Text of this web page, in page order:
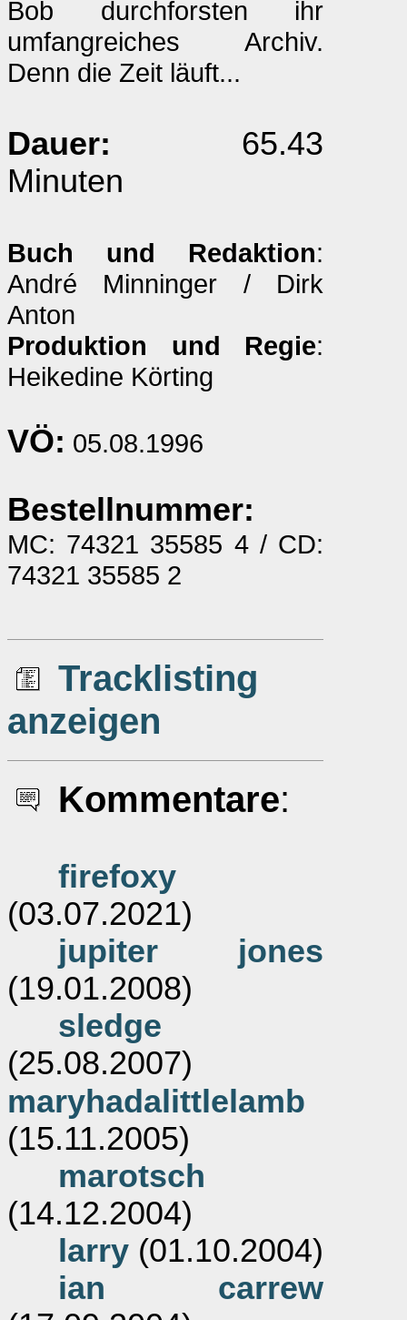
Bob durchforsten ihr
umfangreiches Archiv.
Denn die Zeit läuft...
Dauer: 65.43
Minuten
Buch und Redaktion:
André Minninger / Dirk
Anton
Produktion und Regie:
Heikedine Körting
VÖ: 05.08.1996
Bestellnummer:
MC: 74321 35585 4 / CD:
74321 35585 2
Tracklisting
anzeigen
Kommentare:
firefoxy
(03.07.2021)
jupiter jones
(19.01.2008)
sledge
(25.08.2007)
maryhadalittlelamb
(15.11.2005)
marotsch
(14.12.2004)
larry (01.10.2004)
ian carrew